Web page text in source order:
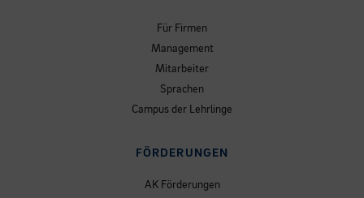
Für Firmen
Management
Mitarbeiter
Sprachen
Campus der Lehrlinge
FÖRDERUNGEN
AK Förderungen